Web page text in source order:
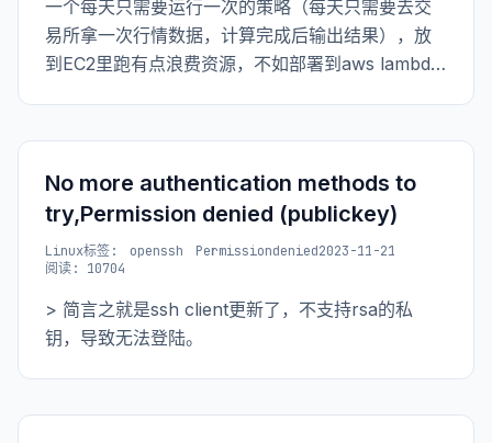
一个每天只需要运行一次的策略（每天只需要去交
易所拿一次行情数据，计算完成后输出结果），放
到EC2里跑有点浪费资源，不如部署到aws lambda
No more authentication methods to
try,Permission denied (publickey)
Linux标签: openssh Permissiondenied2023-11-21
阅读: 10704
> 简言之就是ssh client更新了，不支持rsa的私
钥，导致无法登陆。